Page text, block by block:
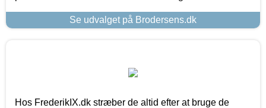
Se udvalget på Brodersens.dk
Hos FrederikIX.dk stræber de altid efter at bruge de